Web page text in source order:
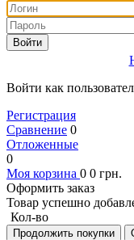
Войти
Войти как
Регистрация
Сравнение 0
Отложенные
0
Моя корзина 0 0 грн.
Оформить заказ
Товар успешно
Кол-во
Продолжить покупки